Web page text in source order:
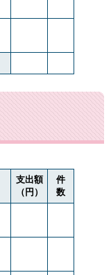
支出額
（円）
件
数